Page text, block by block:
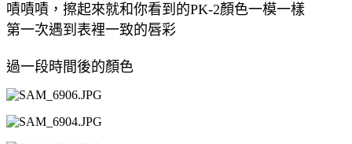
嘖嘖嘖，擦起來就和你看到的PK-2顏色一模一樣
第一次遇到表裡一致的唇彩
過一段時間後的顏色